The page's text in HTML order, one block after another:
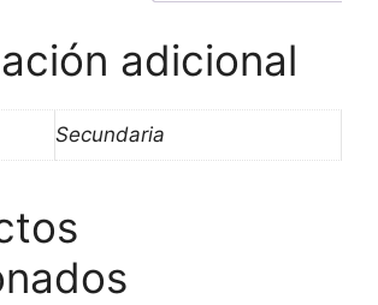
adicional
Secundaria